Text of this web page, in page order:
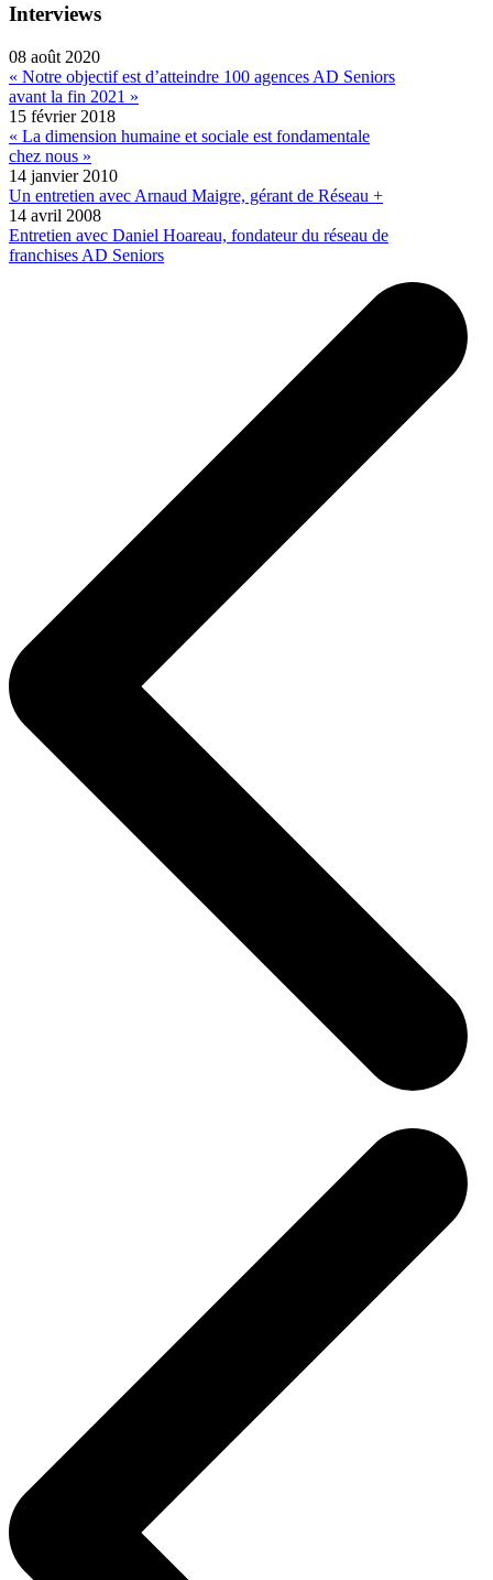
Interviews
08 août 2020
« Notre objectif est d’atteindre 100 agences AD Seniors
avant la fin 2021 »
15 février 2018
« La dimension humaine et sociale est fondamentale
chez nous »
14 janvier 2010
Un entretien avec Arnaud Maigre, gérant de Réseau +
14 avril 2008
Entretien avec Daniel Hoareau, fondateur du réseau de
franchises AD Seniors